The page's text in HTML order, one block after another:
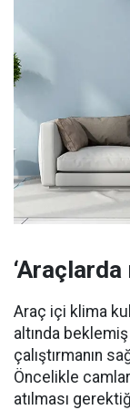
Araç içi klima
altında
çalıştırmanın
Öncelikle
atılması